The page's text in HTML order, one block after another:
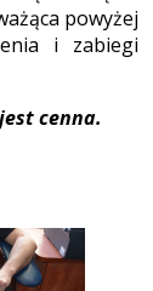
powyżej
i zabiegi
cenna.